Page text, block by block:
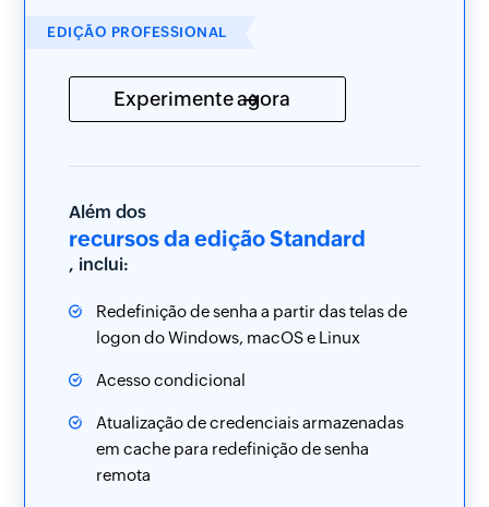
EDIÇÃO PROFESSIONAL
Experimente agora
Além dos
recursos da edição Standard
, inclui:
Redefinição de senha a partir das telas de
logon do Windows, macOS e Linux
Acesso condicional
Atualização de credenciais armazenadas
em cache para redefinição de senha
remota